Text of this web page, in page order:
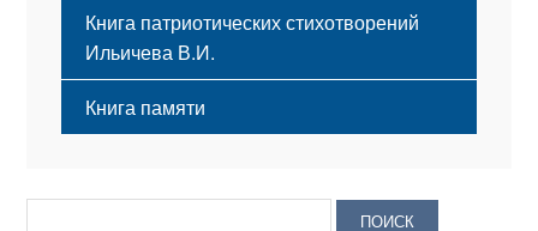
Книга патриотических стихотворений
Ильичева В.И.
Книга памяти